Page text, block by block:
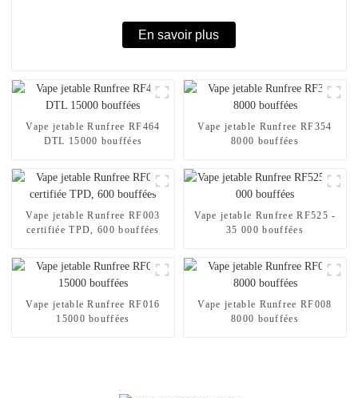
En savoir plus
Vape jetable Runfree RF464
DTL 15000 bouffées
Vape jetable Runfree RF354
8000 bouffées
Vape jetable Runfree RF003
certifiée TPD, 600 bouffées
Vape jetable Runfree RF525 -
35 000 bouffées
Vape jetable Runfree RF016
15000 bouffées
Vape jetable Runfree RF008
8000 bouffées